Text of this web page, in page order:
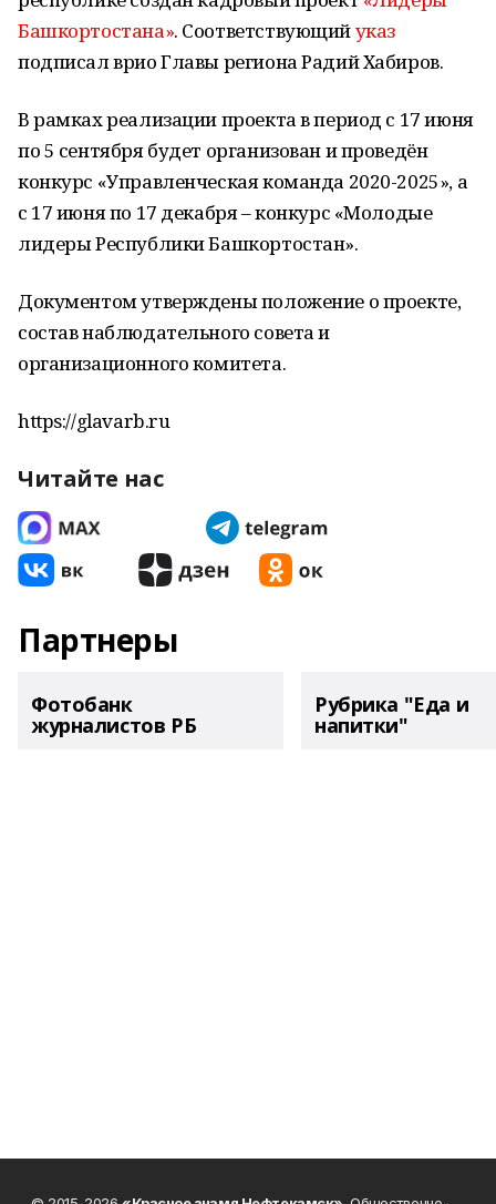
Башкортостана». Соответствующийуказ
подписал врио Главы региона Радий Хабиров.
В рамках реализации проекта в период с 17 июня
по 5 сентября будет организован и проведён
конкурс «Управленческая команда 2020-2025», а
с 17 июня по 17 декабря – конкурс «Молодые
лидеры Республики Башкортостан».
Документом утверждены положение о проекте,
состав наблюдательного совета и
организационного комитета.
https://glavarb.ru
Читайте нас
Партнеры
Фотобанк
журналистов РБ
Рубрика "Еда и
напитки"